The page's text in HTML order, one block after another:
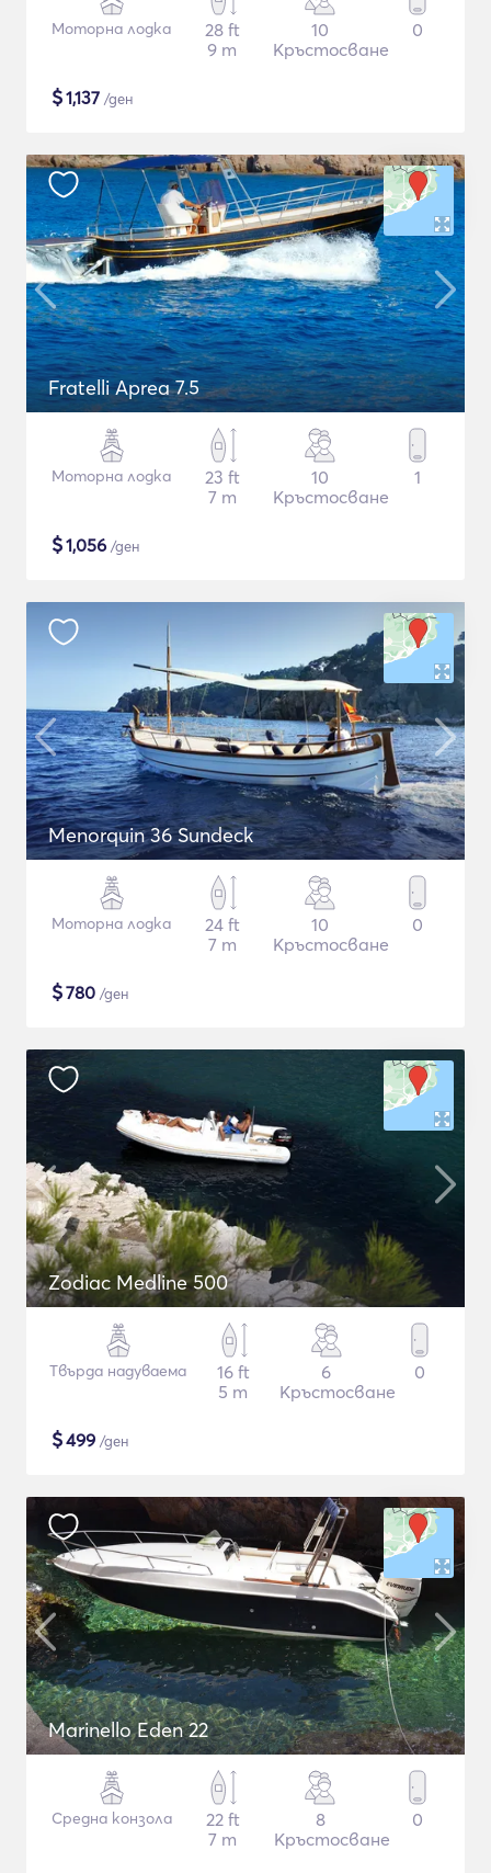
Моторна лодка
28 ft
9 m
10
Кръстосване
0
$1,137 /ден
Fratelli Aprea 7.5
Моторна лодка
23 ft
7 m
10
Кръстосване
1
$1,056 /ден
Menorquin 36 Sundeck
Моторна лодка
24 ft
7 m
10
Кръстосване
0
$780 /ден
Zodiac Medline 500
Твърда надуваема
16 ft
5 m
6
Кръстосване
0
$499 /ден
Marinello Eden 22
Средна конзола
22 ft
7 m
8
Кръстосване
0